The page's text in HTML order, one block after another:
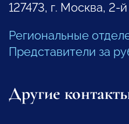
127473, г. Москва, 2-
Региональные
Представители за
Другие